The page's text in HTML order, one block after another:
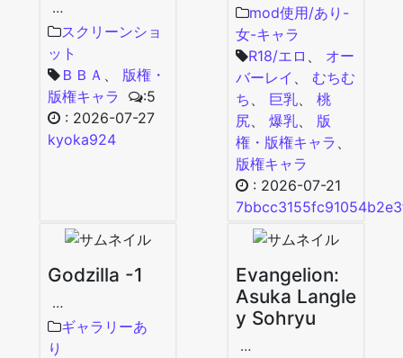
…
スクリーンショ
ット
ＢＢＡ 、 版権・
版権キャラ
:5
: 2026-07-27
kyoka924
mod使用/あり-
女-キャラ
R18/エロ
オー
バーレイ
むちむ
ち
巨乳、 桃
尻、 爆乳、 版
権・版権キャラ
版権キャラ
: 2026-07-21
Godzilla -1
…
ギャラリーあ
り
Evangelion:
Asuka Langle
y Sohryu
…